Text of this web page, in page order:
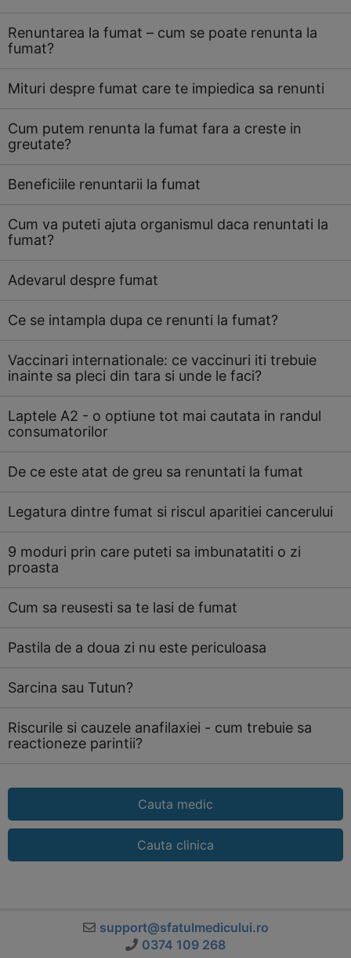
Renuntarea la fumat – cum se poate renunta la
fumat?
Mituri despre fumat care te impiedica sa renunti
Cum putem renunta la fumat fara a creste in
greutate?
Beneficiile renuntarii la fumat
Cum va puteti ajuta organismul daca renuntati la
fumat?
Adevarul despre fumat
Ce se intampla dupa ce renunti la fumat?
Vaccinari internationale: ce vaccinuri iti trebuie
inainte sa pleci din tara si unde le faci?
Laptele A2 - o optiune tot mai cautata in randul
consumatorilor
De ce este atat de greu sa renuntati la fumat
Legatura dintre fumat si riscul aparitiei cancerului
9 moduri prin care puteti sa imbunatatiti o zi
proasta
Cum sa reusesti sa te lasi de fumat
Pastila de a doua zi nu este periculoasa
Sarcina sau Tutun?
Riscurile si cauzele anafilaxiei - cum trebuie sa
reactioneze parintii?
Cauta medic
Cauta clinica
support@sfatulmedicului.ro
0374 109 268